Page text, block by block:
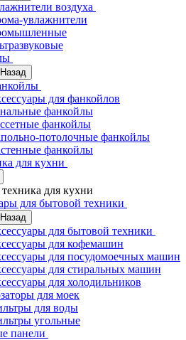
воздуха
увлажнители
Назад
для фанкойлов
фанкойлы
фанкойлы
потолочные фанкойлы
фанкойлы
для кухни
для кухни
для бытовой техники
Назад
для бытовой техники
для кофемашин
для посудомоечных машин
для стиральных машин
для холодильников
для моек
для воды
угольные
панели